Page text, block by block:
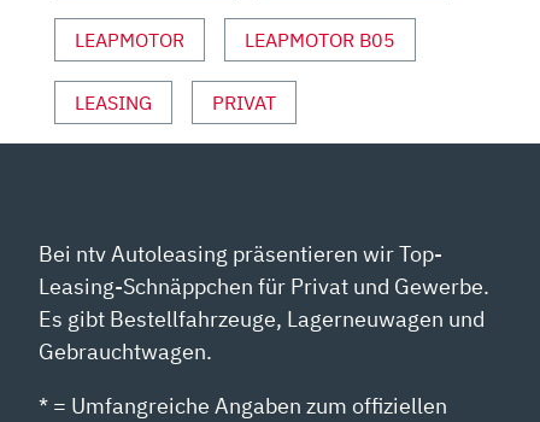
VON
YOUTUBE
LEAPMOTOR LEAPMOTOR B05
LEASING PRIVAT
Bei ntv Autoleasing präsentieren wir Top-
Leasing-Schnäppchen für Privat und Gewerbe.
Es gibt Bestellfahrzeuge, Lagerneuwagen und
Gebrauchtwagen.
* = Umfangreiche Angaben zum offiziellen